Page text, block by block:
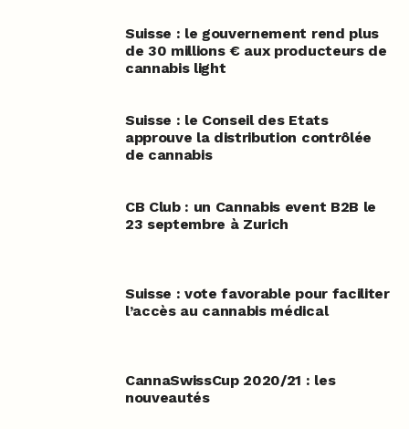
Suisse : le gouvernement rend plus
de 30 millions € aux producteurs de
cannabis light
Suisse : le Conseil des Etats
approuve la distribution contrôlée
de cannabis
CB Club : un Cannabis event B2B le
23 septembre à Zurich
Suisse : vote favorable pour faciliter
l’accès au cannabis médical
CannaSwissCup 2020/21 : les
nouveautés